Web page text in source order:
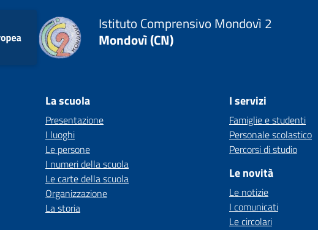
Istituto Comprensivo Mondovì 2
Mondovì (CN)
La scuola
Presentazione
I luoghi
Le persone
I numeri della scuola
Le carte della scuola
Organizzazione
La storia
I servizi
Famiglie e studenti
Personale scolastico
Percorsi di studio
Le novità
Le notizie
I comunicati
Le circolari